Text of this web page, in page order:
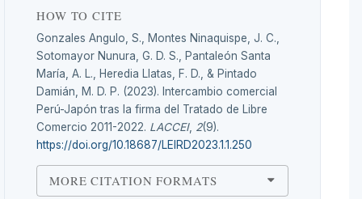
HOW TO CITE
Gonzales Angulo, S., Montes Ninaquispe, J. C.,
Sotomayor Nunura, G. D. S., Pantaleón Santa
María, A. L., Heredia Llatas, F. D., & Pintado
Damián, M. D. P. (2023). Intercambio comercial
Perú-Japón tras la firma del Tratado de Libre
Comercio 2011-2022. LACCEI, 2(9).
https://doi.org/10.18687/LEIRD2023.1.1.250
MORE CITATION FORMATS